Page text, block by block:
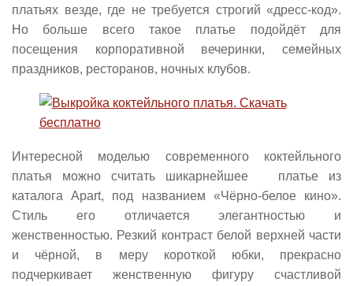
платьях везде, где не требуется строгий «дресс-код».
Но больше всего такое платье подойдёт для
посещения корпоративной вечеринки, семейных
праздников, ресторанов, ночных клубов.
Интересной моделью современного коктейльного
платья можно считать шикарнейшее платье из
каталога Apart, под названием «Чёрно-белое кино».
Стиль его отличается элегантностью и
женственностью. Резкий контраст белой верхней части
и чёрной, в меру короткой юбки, прекрасно
подчеркивает женственную фигуру счастливой